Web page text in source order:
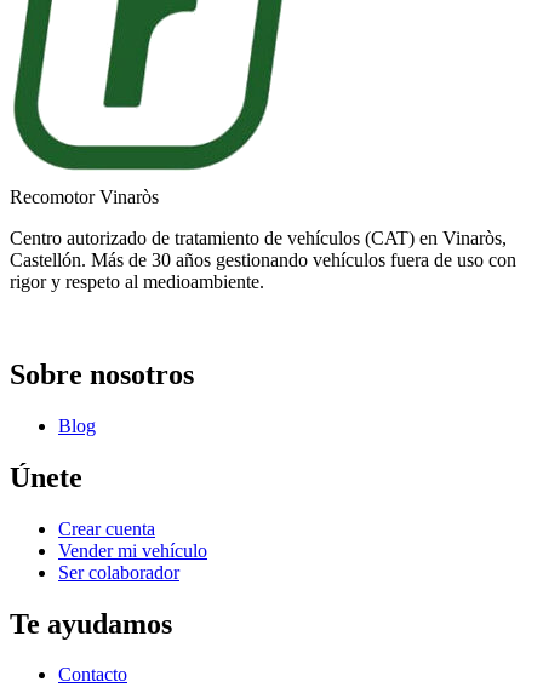
Recomotor Vinaròs
Centro autorizado de tratamiento de vehículos (CAT) en Vinaròs,
Castellón. Más de 30 años gestionando vehículos fuera de uso con
rigor y respeto al medioambiente.
Sobre nosotros
Blog
Únete
Crear cuenta
Vender mi vehículo
Ser colaborador
Te ayudamos
Contacto